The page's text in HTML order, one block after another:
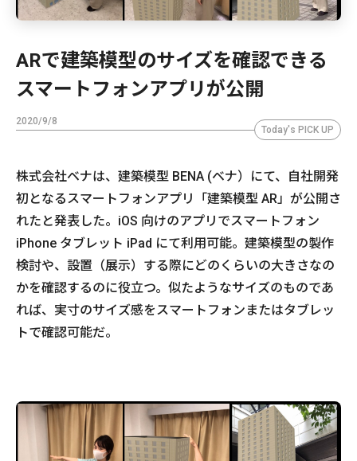
ARで建築模型のサイズを確認できる
スマートフォンアプリが公開
2020/9/8
Today's PICK UP
株式会社ベナは、建築模型 BENA (ベナ）にて、自社開発
初となるスマートフォンアプリ「建築模型 AR」が公開さ
れたと発表した。iOS 向けのアプリでスマートフォン
iPhone タブレット iPad にて利用可能。建築模型の製作
検討や、設置（展示）する際にどのくらいの大きさなの
かを確認するのに役立つ。似たようなサイズのものであ
れば、実寸のサイズ感をスマートフォンまたはタブレッ
トで確認可能だ。